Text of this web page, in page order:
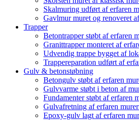
Skalmuring udført af erfaren
Gavlmur muret og renoveret
Trapper
Betontrapper støbt af erfaren
Granittrapper monteret af
Udvendig trappe bygget af
Trappereparation udført af
Gulv & betonstøbning
Betongulv støbt af erfaren
Gulvvarme støbt i beton af
Fundamenter støbt af erfaren
Gulvafretning af erfaren
Epoxy-gulv lagt af erfaren